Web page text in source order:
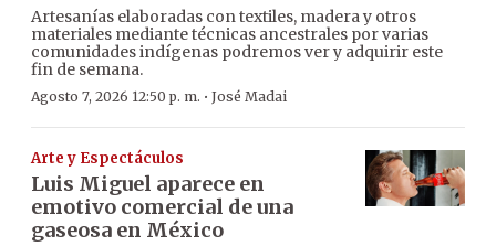
Artesanías elaboradas con textiles, madera y otros
materiales mediante técnicas ancestrales por varias
comunidades indígenas podremos ver y adquirir este
fin de semana.
Agosto 7, 2026 12:50 p. m. · José Madai
Arte y Espectáculos
Luis Miguel aparece en
emotivo comercial de una
gaseosa en México